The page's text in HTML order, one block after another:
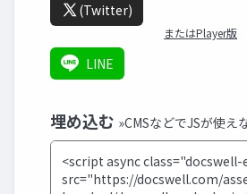
(Twitter)
またはPlayer版
LINE
埋め込む »CMSなどでJSが使え